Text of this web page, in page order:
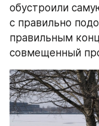
обустроили
с правильно
правильным
совмещенный